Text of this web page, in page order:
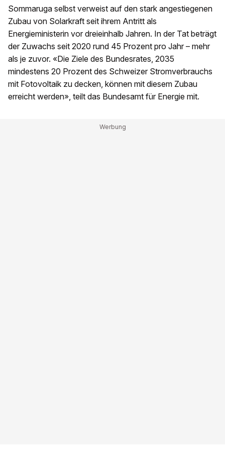
Sommaruga selbst verweist auf den stark angestiegenen
Zubau von Solarkraft seit ihrem Antritt als
Energieministerin vor dreieinhalb Jahren. In der Tat beträgt
der Zuwachs seit 2020 rund 45 Prozent pro Jahr – mehr
als je zuvor. «Die Ziele des Bundesrates, 2035
mindestens 20 Prozent des Schweizer Stromverbrauchs
mit Fotovoltaik zu decken, können mit diesem Zubau
erreicht werden», teilt das Bundesamt für Energie mit.